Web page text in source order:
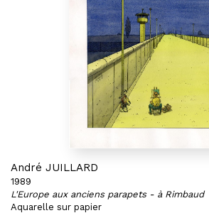
André JUILLARD
1989
L'Europe aux anciens parapets - à Rimbaud
Aquarelle sur papier